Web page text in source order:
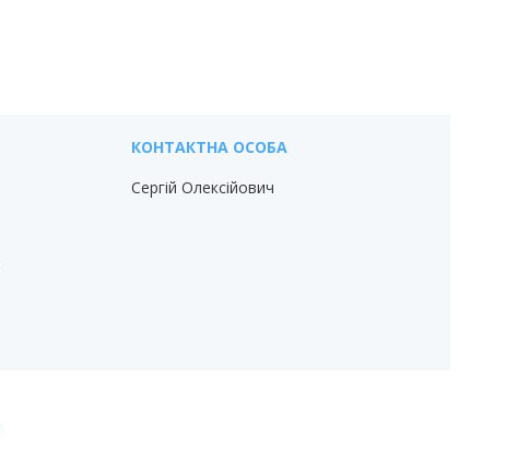
Сергій Олексійович